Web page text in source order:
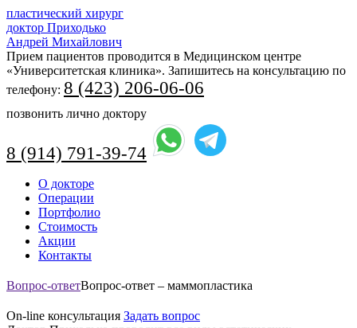
пластический хирург
доктор Приходько
Андрей Михайлович
Прием пациентов проводится в Медицинском центре
«Университетская клиника». Запишитесь на консультацию по
телефону: 8 (423) 206-06-06
позвонить лично доктору
8 (914) 791-39-74
Перейти
содержимому
О докторе
Операции
Портфолио
Стоимость
Акции
Контакты
Вопрос-ответВопрос-ответ – маммопластика
On-line консультация Задать вопрос